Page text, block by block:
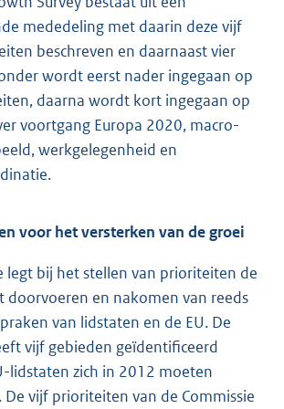
mededeling met daarin deze vijf
beschreven en daarnaast vier
wordt eerst nader ingegaan op
daarna wordt kort ingegaan op
voortgang Europa 2020, macro-
werkgelegenheid en
voor het versterken van de groei
legt bij het stellen van prioriteiten de
doorvoeren en nakomen van reeds
van lidstaten en de EU. De
vijf gebieden geïdentificeerd
lidstaten zich in 2012 moeten
De vijf prioriteiten van de Commissie